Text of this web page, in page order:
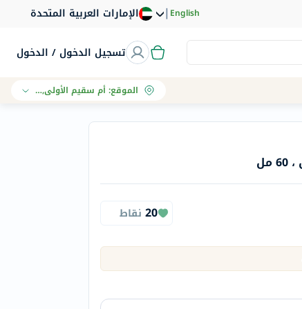
الإمارات العربية المتحدة |English
تسجيل الدخول / الدخول
الموقع:أم سقيم الأولى, دبي
20 نقاط